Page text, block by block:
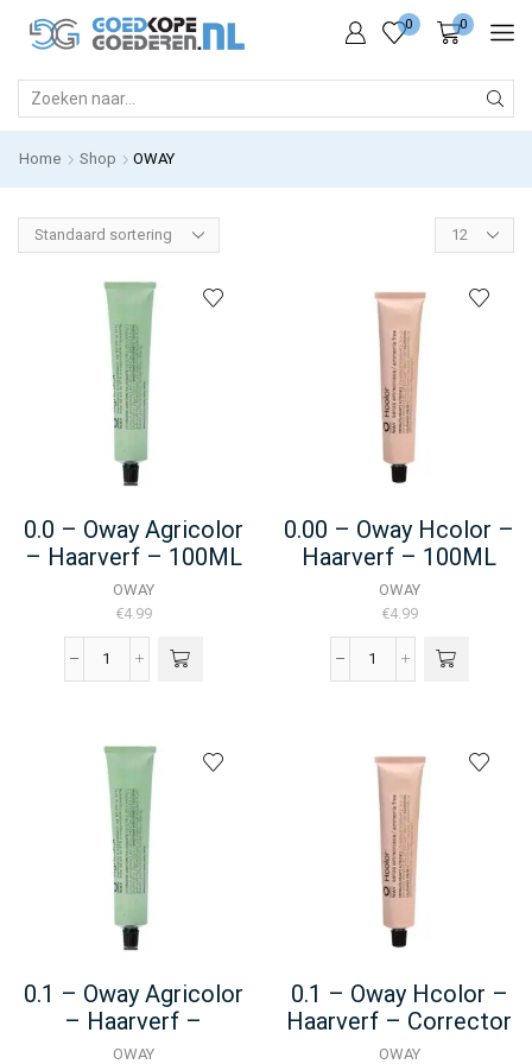
0 0
INPUT
Home Shop OWAY
Products
per
0.0 – Oway Agricolor
– Haarverf – 100ML
OWAY
€4.99
0.0
-
Haarverf
100ML
aantal
0.00 – Oway Hcolor –
Haarverf – 100ML
OWAY
€4.99
0.00
-
Haarverf
100ML
aantal
0.1 – Oway Agricolor
– Haarverf –
Corrector – 50ML
OWAY
0.1 – Oway Hcolor –
Haarverf – Corrector
50ML
OWAY